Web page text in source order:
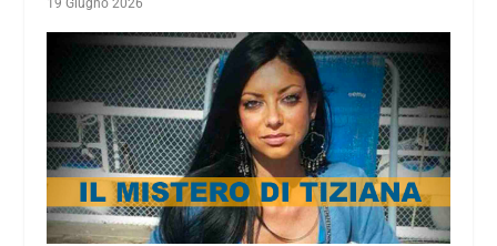
19 Giugno 2026